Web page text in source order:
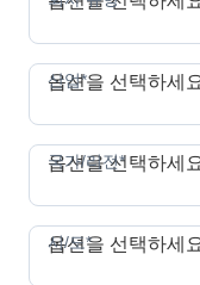
산업*
옵션을 선택하세
국가/리전*
옵션을 선택하세
시/도*
옵션을 선택하세